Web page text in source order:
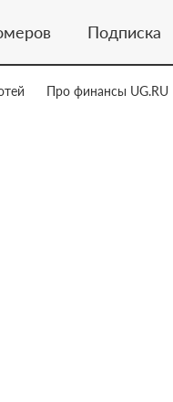
Подписка
Про финансы UG.RU